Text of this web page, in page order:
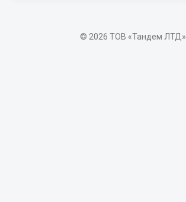
© 2026 ТОВ «Тандем ЛТД»